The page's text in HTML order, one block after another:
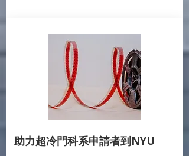
助力超冷門科系申請者到NYU